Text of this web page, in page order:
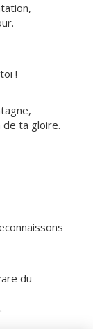
!
de ta gloire.
du